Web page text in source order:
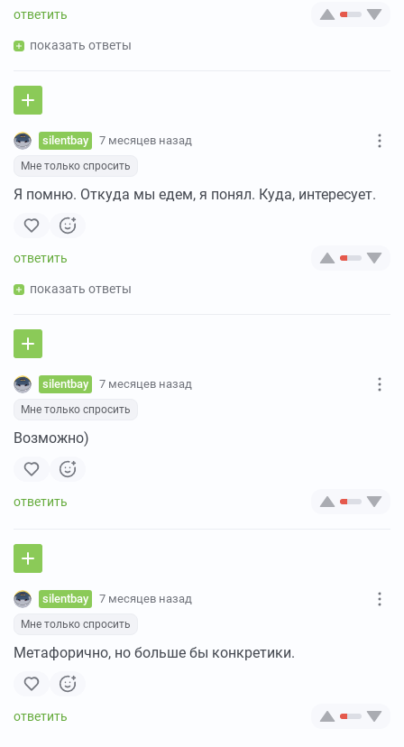
показать ответы
silentbay 7 месяцев назад
Мне только спросить
Я помню. Откуда мы едем, я понял. Куда, интересует.
показать ответы
silentbay 7 месяцев назад
Мне только спросить
Возможно)
silentbay 7 месяцев назад
Мне только спросить
Метафорично, но больше бы конкретики.